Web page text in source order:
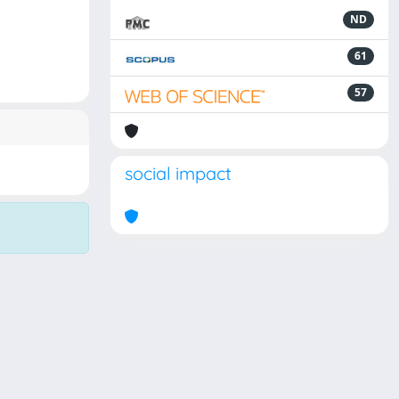
ND
61
57
social impact